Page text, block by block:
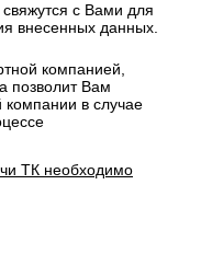
с Вами для
внесенных данных.
компанией,
позволит Вам
компании в случае
ТК необходимо